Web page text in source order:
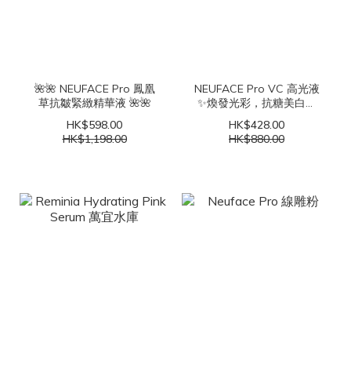
🌺🌺 NEUFACE Pro 鳳凰
草抗皺緊緻精華液 🌺🌺
HK$598.00
HK$1,198.00
NEUFACE Pro VC 高光液
✨煥發光彩，抗糖美白！
HK$428.00
HK$880.00